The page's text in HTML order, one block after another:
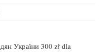
України 300 zł dla